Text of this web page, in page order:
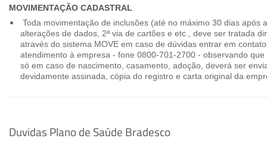
MOVIMENTAÇÃO CADASTRAL
Toda movimentação de inclusões (até no máximo 30 dias após
alterações de dados, 2ª via de cartões e etc., deve ser tratada
através do sistema MOVE em caso de dúvidas entrar em
atendimento à empresa - fone 0800-701-2700 - observando
só em caso de nascimento, casamento, adoção, deverá ser
devidamente assinada, cópia do registro e carta original da
Duvidas Plano de Saúde Bradesco